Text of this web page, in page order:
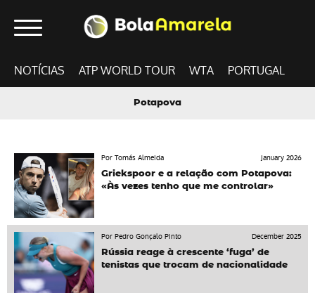
NOTÍCIAS ATP WORLD TOUR WTA PORTUGAL
Potapova
Por Tomás Almeida
January 2026
Griekspoor e a relação com Potapova:
«Às vezes tenho que me controlar»
Por Pedro Gonçalo Pinto
December 2025
Rússia reage à crescente ‘fuga’ de
tenistas que trocam de nacionalidade